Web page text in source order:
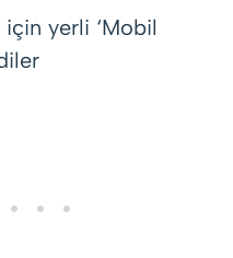
yerli ‘Mobil